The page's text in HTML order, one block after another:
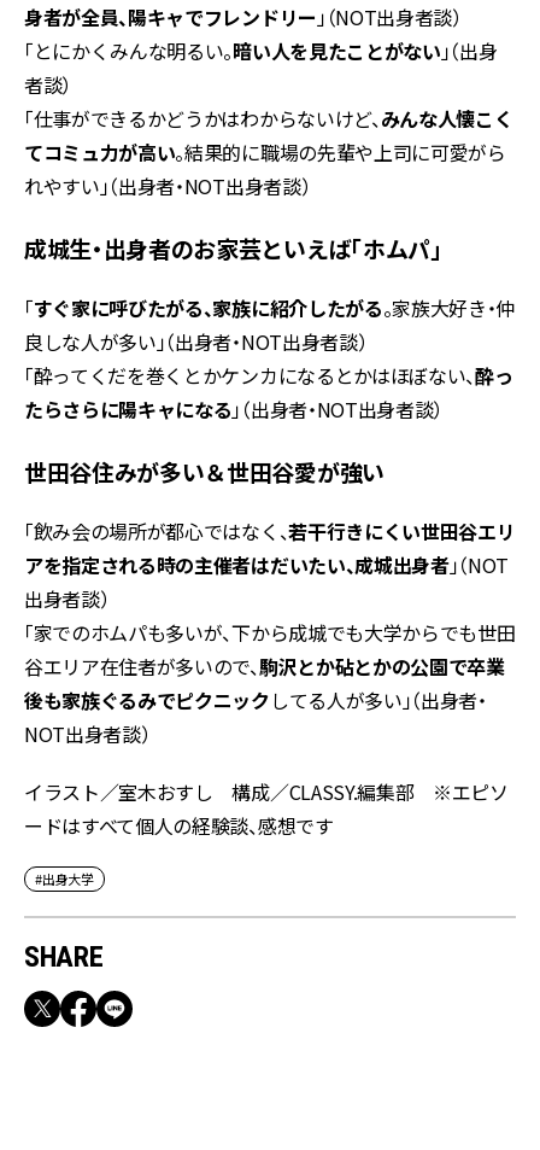
身者が全員、陽キャでフレンドリー」（NOT出身者談）
「とにかくみんな明るい。暗い人を見たことがない」（出身
者談）
「仕事ができるかどうかはわからないけど、みんな人懐こく
てコミュ力が高い。結果的に職場の先輩や上司に可愛がら
れやすい」（出身者・NOT出身者談）
成城生・出身者のお家芸といえば「ホムパ」
「すぐ家に呼びたがる、家族に紹介したがる。家族大好き・仲
良しな人が多い」（出身者・NOT出身者談）
「酔ってくだを巻くとかケンカになるとかはほぼない、酔っ
たらさらに陽キャになる」（出身者・NOT出身者談）
世田谷住みが多い＆世田谷愛が強い
「飲み会の場所が都心ではなく、若干行きにくい世田谷エリ
アを指定される時の主催者はだいたい、成城出身者」（NOT
出身者談）
「家でのホムパも多いが、下から成城でも大学からでも世田
谷エリア在住者が多いので、駒沢とか砧とかの公園で卒業
後も家族ぐるみでピクニックしてる人が多い」（出身者・
NOT出身者談）
イラスト／室木おすし 構成／CLASSY.編集部 ※エピソ
ードはすべて個人の経験談、感想です
#出身大学
SHARE